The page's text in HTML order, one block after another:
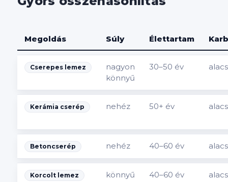
Megoldás Súly Élettartam
Cserepes lemez
nagyon
könnyű
30–50 év
Kerámia cserép nehéz 50+ év
Betoncserép nehéz 40–60 év
Korcolt lemez könnyű 40–60 év